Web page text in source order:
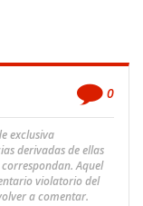
0
exclusiva
derivadas de ellas
correspondan. Aquel
violatorio del
a comentar.